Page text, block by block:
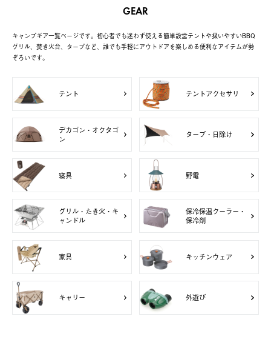
GEAR
キャンプギア一覧ページです。初心者でも迷わず使える簡単設営テントや扱いやすいBBQ
グリル、焚き火台、タープなど、誰でも手軽にアウトドアを楽しめる便利なアイテムが勢
ぞろいです。
テント テントアクセサリ
デカゴン・オクタゴ
ン
タープ・日除け
寝具 野電
グリル・たき火・キ
ャンドル
保冷保温クーラー・
保冷剤
家具 キッチンウェア
キャリー 外遊び